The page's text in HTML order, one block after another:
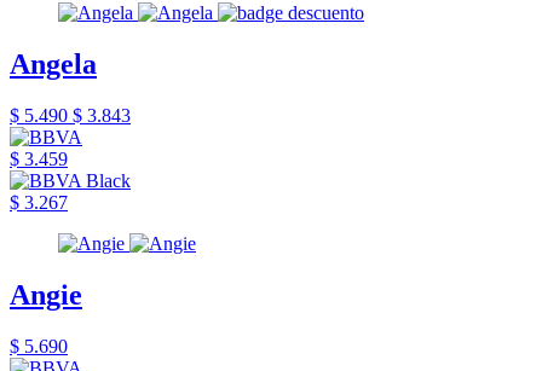
Angela
$ 5.490 $ 3.843
$ 3.459
$ 3.267
Angie
$ 5.690